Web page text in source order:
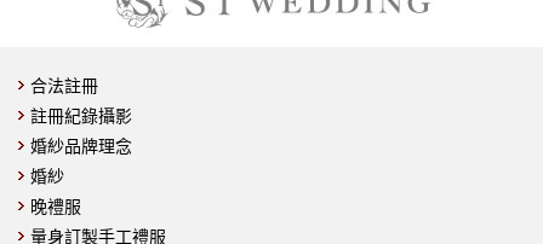
合法註冊
註冊紀錄攝影
婚紗品牌理念
婚紗
晚禮服
量身訂製手工禮服